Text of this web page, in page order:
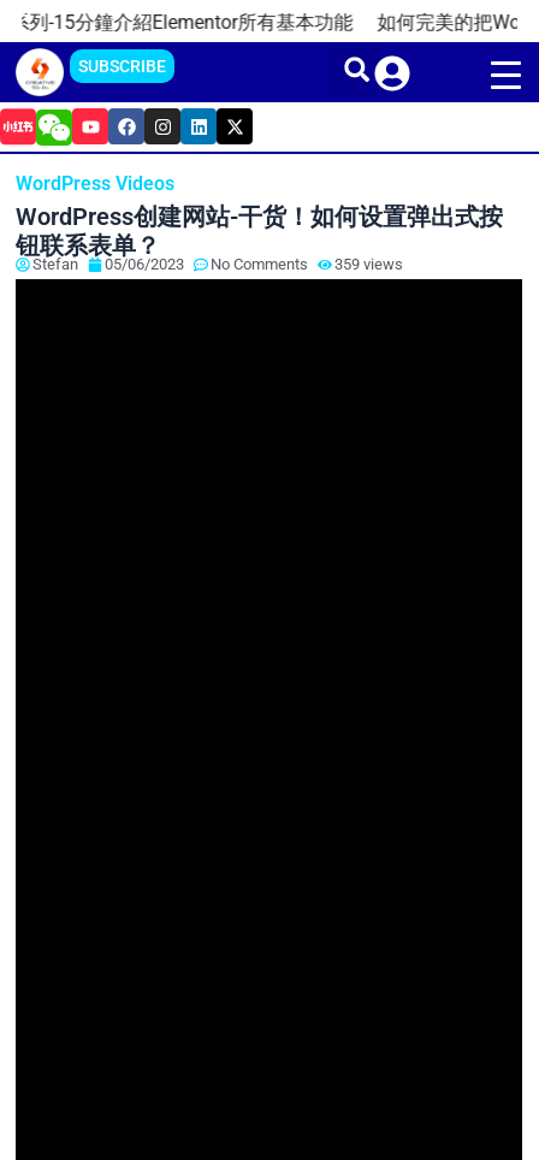
Skip
content
分鐘介紹Elementor所有基本功能 如何完美的把
SUBSCRIBE
Y
o
u
u
e
F
a
c
b
o
k
I
n
s
a
g
r
m
L
i
n
d
i
X
-
t
t
r
WordPress Videos
WordPress创建网站-干货！如何设置弹出式按
钮联系表单？
Stefan 05/06/2023 No Comments 359 views